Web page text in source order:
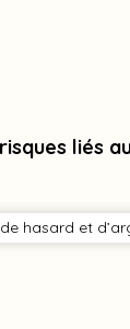
liés
hasard et
Tag